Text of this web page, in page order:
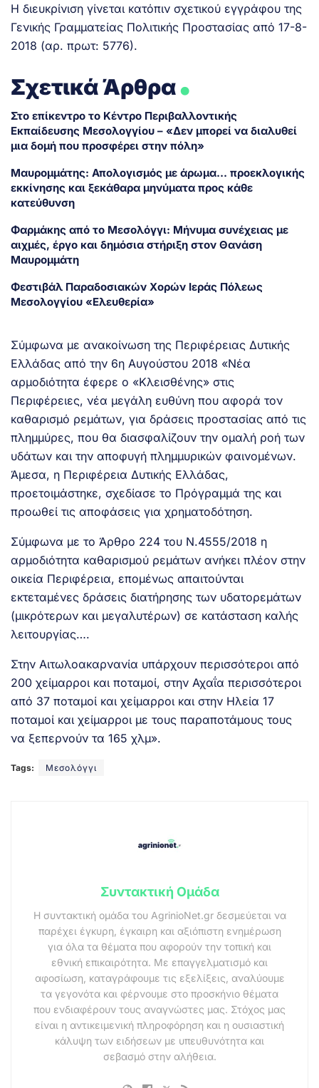
Η διευκρίνιση γίνεται κατόπιν σχετικού εγγράφου της
Γενικής Γραμματείας Πολιτικής Προστασίας από 17-8-
2018 (αρ. πρωτ: 5776).
Σχετικά Άρθρα.
Στο επίκεντρο το Κέντρο Περιβαλλοντικής
Εκπαίδευσης Μεσολογγίου – «Δεν μπορεί να διαλυθεί
μια δομή που προσφέρει στην πόλη»
Μαυρομμάτης: Απολογισμός με άρωμα… προεκλογικής
εκκίνησης και ξεκάθαρα μηνύματα προς κάθε
κατεύθυνση
Φαρμάκης από το Μεσολόγγι: Μήνυμα συνέχειας με
αιχμές, έργο και δημόσια στήριξη στον Θανάση
Μαυρομμάτη
Φεστιβάλ Παραδοσιακών Χορών Ιεράς Πόλεως
Μεσολογγίου «Ελευθερία»
Σύμφωνα με ανακοίνωση της Περιφέρειας Δυτικής
Ελλάδας από την 6η Αυγούστου 2018 «Νέα
αρμοδιότητα έφερε ο «Κλεισθένης» στις
Περιφέρειες, νέα μεγάλη ευθύνη που αφορά τον
καθαρισμό ρεμάτων, για δράσεις προστασίας από τις
πλημμύρες, που θα διασφαλίζουν την ομαλή ροή των
υδάτων και την αποφυγή πλημμυρικών φαινομένων.
Άμεσα, η Περιφέρεια Δυτικής Ελλάδας,
προετοιμάστηκε, σχεδίασε το Πρόγραμμά της και
προωθεί τις αποφάσεις για χρηματοδότηση.
Σύμφωνα με το Άρθρο 224 του Ν.4555/2018 η
αρμοδιότητα καθαρισμού ρεμάτων ανήκει πλέον στην
οικεία Περιφέρεια, επομένως απαιτούνται
εκτεταμένες δράσεις διατήρησης των υδατορεμάτων
(μικρότερων και μεγαλυτέρων) σε κατάσταση καλής
λειτουργίας….
Στην Αιτωλοακαρνανία υπάρχουν περισσότεροι από
200 χείμαρροι και ποταμοί, στην Αχαΐα περισσότεροι
από 37 ποταμοί και χείμαρροι και στην Ηλεία 17
ποταμοί και χείμαρροι με τους παραποτάμους τους
να ξεπερνούν τα 165 χλμ».
Tags: Μεσολόγγι
Συντακτική Ομάδα
Η συντακτική ομάδα του AgrinioNet.gr δεσμεύεται να
παρέχει έγκυρη, έγκαιρη και αξιόπιστη ενημέρωση
για όλα τα θέματα που αφορούν την τοπική και
εθνική επικαιρότητα. Με επαγγελματισμό και
αφοσίωση, καταγράφουμε τις εξελίξεις, αναλύουμε
τα γεγονότα και φέρνουμε στο προσκήνιο θέματα
που ενδιαφέρουν τους αναγνώστες μας. Στόχος μας
είναι η αντικειμενική πληροφόρηση και η ουσιαστική
κάλυψη των ειδήσεων με υπευθυνότητα και
σεβασμό στην αλήθεια.